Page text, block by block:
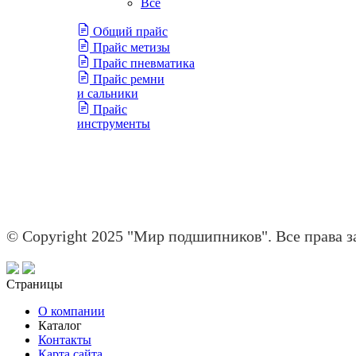
Общий прайс
Прайс метизы
Прайс пневматика
Прайс ремни
и сальники
Прайс
инструменты
© Copyright 2025 "Мир подшипников". Все права
Страницы
О компании
Каталог
Контакты